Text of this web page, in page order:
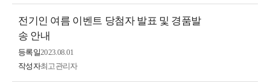
전기인 여름 이벤트 당첨자 발표 및 경품발
송 안내
등록일2023.08.01
작성자최고관리자